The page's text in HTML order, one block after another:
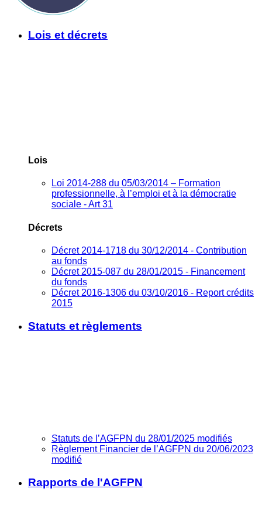
Lois et décrets
Lois
Loi 2014-288 du 05/03/2014 – Formation
professionnelle, à l’emploi et à la démocratie
sociale - Art 31
Décrets
Décret 2014-1718 du 30/12/2014 - Contribution
au fonds
Décret 2015-087 du 28/01/2015 - Financement
du fonds
Décret 2016-1306 du 03/10/2016 - Report crédits
2015
Statuts et règlements
Statuts de l’AGFPN du 28/01/2025 modifiés
Règlement Financier de l’AGFPN du 20/06/2023
modifié
Rapports de l'AGFPN